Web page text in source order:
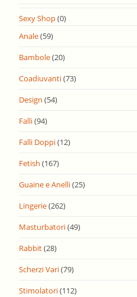
Sexy Shop(0)
Anale(59)
Bambole(20)
Coadiuvanti(73)
Design (54)
Falli(94)
Falli Doppi(12)
Fetish (167)
Guaine e Anelli(25)
Lingerie(262)
Masturbatori(49)
Rabbit(28)
Scherzi Vari(79)
Stimolatori(112)